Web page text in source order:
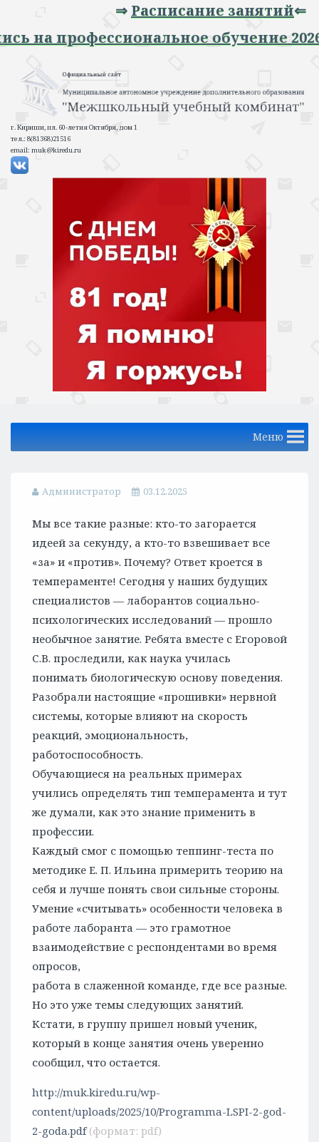
⇒Расписание занятий⇐
на профессиональное обучение
г. Кириши, пл. 60-летия Октября, дом 1
тел.: 8(81368)21516
email: muk@kiredu.ru
Меню
Администратор 03.12.2025
Мы все такие разные: кто-то загорается
идеей за секунду, а кто-то взвешивает все
«за» и «против». Почему? Ответ кроется в
темпераменте! Сегодня у наших будущих
специалистов — лаборантов социально-
психологических исследований — прошло
необычное занятие. Ребята вместе с Егоровой
С.В. проследили, как наука училась
понимать биологическую основу поведения.
Разобрали настоящие «прошивки» нервной
системы, которые влияют на скорость
реакций, эмоциональность,
работоспособность.
Обучающиеся на реальных примерах
учились определять тип темперамента и тут
же думали, как это знание применить в
профессии.
Каждый смог с помощью теппинг-теста по
методике Е. П. Ильина примерить теорию на
себя и лучше понять свои сильные стороны.
Умение «считывать» особенности человека в
работе лаборанта — это грамотное
взаимодействие с респондентами во время
опросов,
работа в слаженной команде, где все разные.
Но это уже темы следующих занятий.
Кстати, в группу пришел новый ученик,
который в конце занятия очень уверенно
сообщил, что остается.
http://muk.kiredu.ru/wp-
content/uploads/2025/10/Programma-LSPI-2-god-
2-goda.pdf